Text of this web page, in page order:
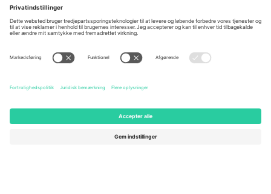
Kontorer og support
Germany
Unter den Linden 24, 10117
Berlin, Germany
United Kingdom
167 City Road, London, Greater
London, EC1V 1AW, United
Dorfstrasse 52a, 6390